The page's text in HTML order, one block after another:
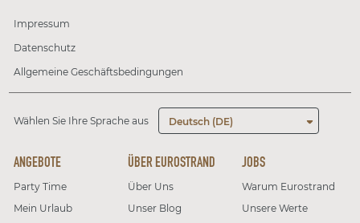
Impressum
Datenschutz
Allgemeine Geschäftsbedingungen
Wählen Sie Ihre Sprache aus Deutsch (DE)
ANGEBOTE
Party Time
Mein Urlaub
ÜBER EUROSTRAND
Über Uns
Unser Blog
JOBS
Warum Eurostrand
Unsere Werte